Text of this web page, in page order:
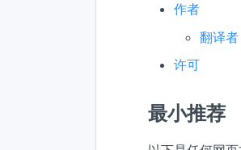
作者
翻译者
许可
最小推荐